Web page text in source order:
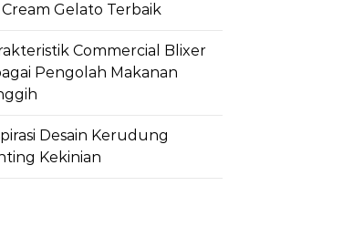
Gelato Terbaik
Commercial Blixer
Pengolah Makanan
Desain Kerudung
Kekinian